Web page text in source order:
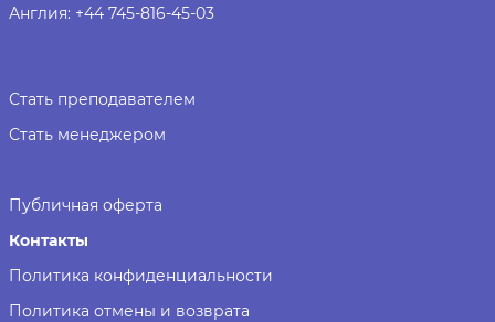
Англия: +44 745-816-45-03
Публичная оферта
Контакты
Политика конфиденциальности
Политика отмены и возврата
Стать преподавателем
Стать менеджером